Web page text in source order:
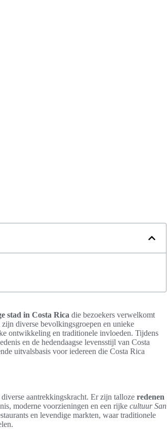
stad in Costa Rica die bezoekers verwelkomt
diverse bevolkingsgroepen en unieke
ontwikkeling en traditionele invloeden. Tijdens
en de hedendaagse levensstijl van Costa
uitvalsbasis voor iedereen die Costa Rica
aantrekkingskracht. Er zijn talloze redenen
moderne voorzieningen en een rijke cultuur San
en levendige markten, waar traditionele